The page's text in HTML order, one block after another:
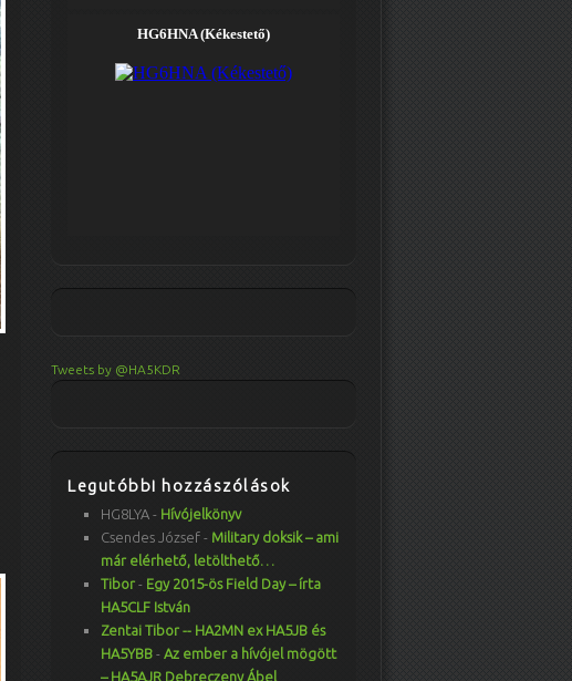
Tweets by @HA5KDR
Legutóbbi hozzászólások
HG8LYA - Hívójelkönyv
Csendes József - Military doksik – ami
már elérhető, letölthető…
Tibor - Egy 2015-ös Field Day – írta
HA5CLF István
Zentai Tibor -- HA2MN ex HA5JB és
HA5YBB - Az ember a hívójel mögött
– HA5AJR Debreczeny Ábel